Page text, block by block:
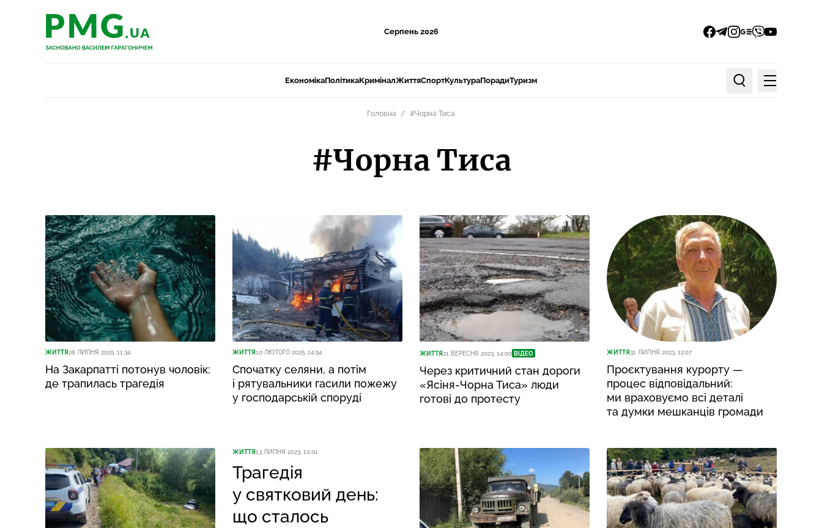
PMG.ua
Серпень 2026
facebook
telegram
instagram
google_news
viberyoutube
PMG.ua
ЕкономікаПолітикаКриміналЖиттяСпортКультураПорадиТуризм
Пошук по статтях
Меню
Головна #Чорна Тиса
#Чорна Тиса
ЖИТТЯ28 ЛИПНЯ 2025, 11:34
На Закарпатті потонув чоловік:
де трапилась трагедія
ЖИТТЯ10 ЛЮТОГО 2025, 14:54
Спочатку селяни, а потім
і рятувальники гасили пожежу
у господарській споруді
ЖИТТЯ21 ВЕРЕСНЯ 2023, 14:00 ВІДЕО
Через критичний стан дороги
«Ясіня-Чорна Тиса» люди
готові до протесту
ЖИТТЯ31 ЛИПНЯ 2023, 12:07
Проєктування курорту —
процес відповідальний:
ми враховуємо всі деталі
та думки мешканців громади
ЖИТТЯ13 ЛИПНЯ 2023, 10:01
Трагедія
у святковий день:
що сталось